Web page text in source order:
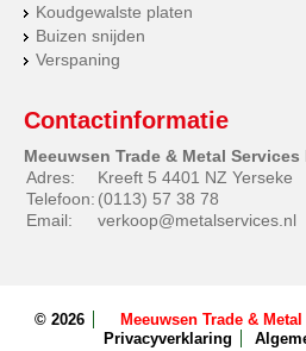
Koudgewalste platen
Buizen snijden
Verspaning
Contactinformatie
Meeuwsen Trade & Metal Services
Adres:
Kreeft 5 4401 NZ Yerseke
Telefoon: (0113) 57 38 78
Email:
verkoop@metalservices.nl
© 2026 Meeuwsen Trade &
Privacyverklaring